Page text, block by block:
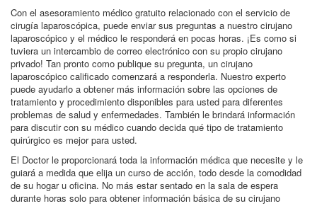
Con el asesoramiento médico gratuito relacionado con el servicio de
cirugía laparoscópica, puede enviar sus preguntas a nuestro cirujano
laparoscópico y el médico le responderá en pocas horas. ¡Es como si
tuviera un intercambio de correo electrónico con su propio cirujano
privado! Tan pronto como publique su pregunta, un cirujano
laparoscópico calificado comenzará a responderla. Nuestro experto
puede ayudarlo a obtener más información sobre las opciones de
tratamiento y procedimiento disponibles para usted para diferentes
problemas de salud y enfermedades. También le brindará información
para discutir con su médico cuando decida qué tipo de tratamiento
quirúrgico es mejor para usted.
El Doctor le proporcionará toda la información médica que necesite y le
guiará a medida que elija un curso de acción, todo desde la comodidad
de su hogar u oficina. No más estar sentado en la sala de espera
durante horas solo para obtener información básica de su cirujano